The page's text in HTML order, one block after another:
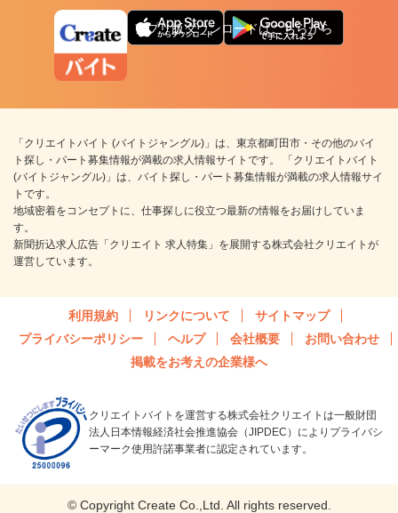
アプリ版ダウンロードはこちらから
「クリエイトバイト (バイトジャングル)」は、東京都町田市・その他のバイ
ト探し・パート募集情報が満載の求人情報サイトです。 「クリエイトバイト
(バイトジャングル)」は、バイト探し・パート募集情報が満載の求人情報サイ
トです。
地域密着をコンセプトに、仕事探しに役立つ最新の情報をお届けしていま
す。
新聞折込求人広告「クリエイト 求人特集」を展開する株式会社クリエイトが
運営しています。
利用規約 リンクについて
サイトマップ
プライバシーポリシー
ヘルプ 会社概要
お問い合わせ
掲載をお考えの企業様へ
クリエイトバイトを運営する株式会社クリエイトは一般財団
法人日本情報経済社会推進協会（JIPDEC）によりプライバシ
ーマーク使用許諾事業者に認定されています。
© Copyright Create Co.,Ltd. All rights reserved.